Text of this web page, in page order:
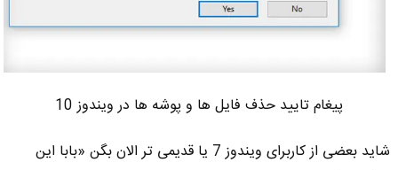
پیغام تایید حذف فایل ها و پوشه ها در ویندوز 10
شاید بعضی از کاربرای ویندوز 7 یا قدیمی تر الان بگن «بابا این